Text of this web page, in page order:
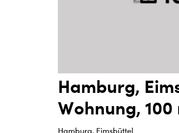
Hamburg,
Wohnung, 100
Hamburg, Eimsbüttel